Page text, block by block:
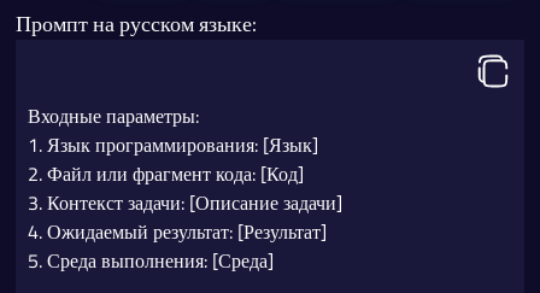
Промпт на русском языке:
Входные параметры:
1. Язык программирования: [Язык]
2. Файл или фрагмент кода: [Код]
3. Контекст задачи: [Описание задачи]
4. Ожидаемый результат: [Результат]
5. Среда выполнения: [Среда]